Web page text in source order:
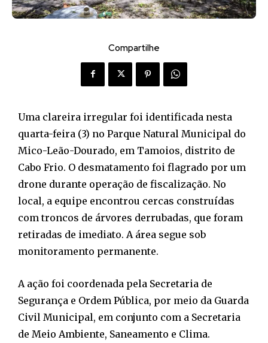
Compartilhe
Uma clareira irregular foi identificada nesta
quarta-feira (3) no Parque Natural Municipal do
Mico-Leão-Dourado, em Tamoios, distrito de
Cabo Frio. O desmatamento foi flagrado por um
drone durante operação de fiscalização. No
local, a equipe encontrou cercas construídas
com troncos de árvores derrubadas, que foram
retiradas de imediato. A área segue sob
monitoramento permanente.
A ação foi coordenada pela Secretaria de
Segurança e Ordem Pública, por meio da Guarda
Civil Municipal, em conjunto com a Secretaria
de Meio Ambiente, Saneamento e Clima.